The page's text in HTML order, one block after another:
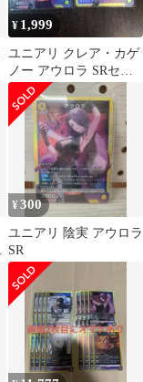
¥ 1,999
ユニアリ クレア・カゲ
ノー アウロラ SRセッ
ト ユニオンアリーナ
¥300
ユニアリ 陰実 アウロラ
SR